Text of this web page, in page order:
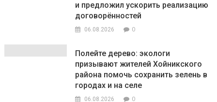
и предложил ускорить реализацию
договорённостей
06.08.2026 0
Полейте дерево: экологи
призывают жителей Хойникского
района помочь сохранить зелень в
городах и на селе
06.08.2026 0